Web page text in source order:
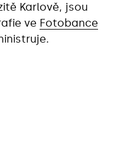
Karlově, jsou
ve Fotobance